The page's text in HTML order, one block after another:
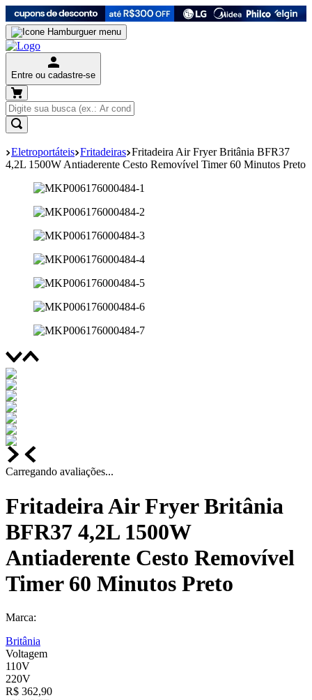
Entre ou cadastre-se
Eletroportáteis Fritadeiras Fritadeira Air Fryer Britânia BFR37
4,2L 1500W Antiaderente Cesto Removível Timer 60 Minutos Preto
Carregando avaliações...
Fritadeira Air Fryer Britânia
BFR37 4,2L 1500W
Antiaderente Cesto Removível
Timer 60 Minutos Preto
Marca:
Britânia
Voltagem
110V
220V
R$ 362,90